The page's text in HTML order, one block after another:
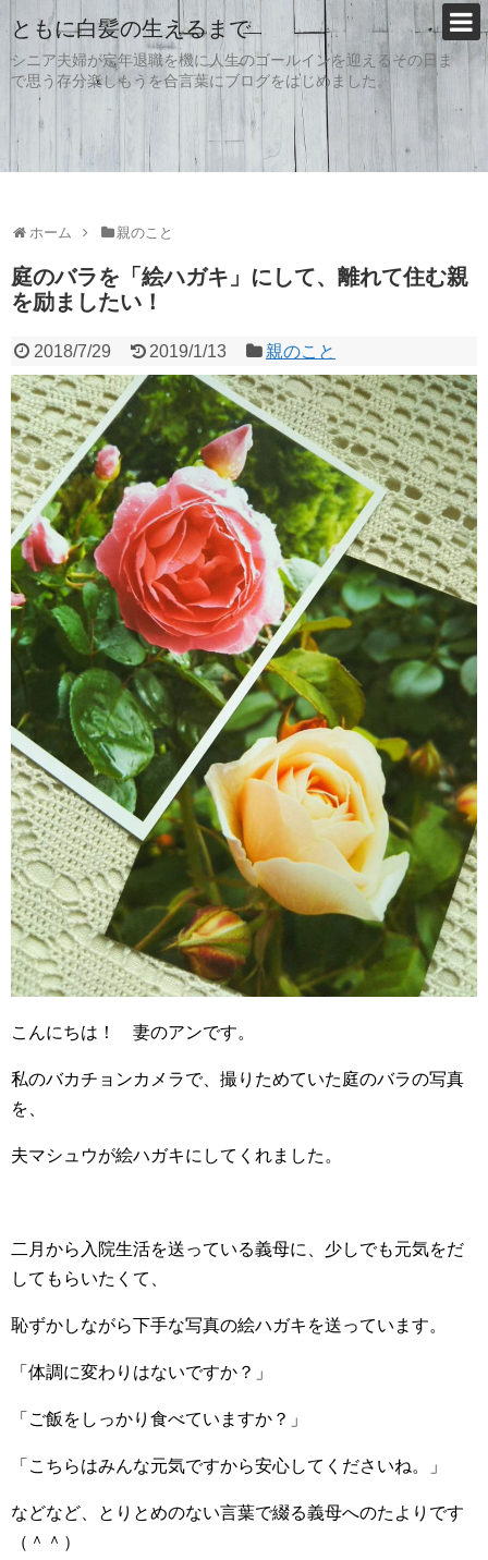
ともに白髪の生えるまで
シニア夫婦が定年退職を機に人生のゴールインを迎えるその日ま
で思う存分楽しもうを合言葉にブログをはじめました。
ホーム 親のこと
庭のバラを「絵ハガキ」にして、離れて住む親
を励ましたい！
2018/7/29 2019/1/13 親のこと
こんにちは！ 妻のアンです。
私のバカチョンカメラで、撮りためていた庭のバラの写真
を、
夫マシュウが絵ハガキにしてくれました。
二月から入院生活を送っている義母に、少しでも元気をだ
してもらいたくて、
恥ずかしながら下手な写真の絵ハガキを送っています。
「体調に変わりはないですか？」
「ご飯をしっかり食べていますか？」
「こちらはみんな元気ですから安心してくださいね。」
などなど、とりとめのない言葉で綴る義母へのたよりです
（＾＾）